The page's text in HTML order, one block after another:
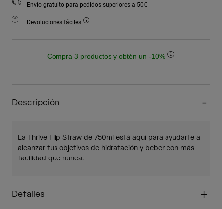
Envío gratuito para pedidos superiores a 50€
Devoluciones fáciles
Compra 3 productos y obtén un -10%
Descripción
La Thrive Flip Straw de 750ml está aquí para ayudarte a
alcanzar tus objetivos de hidratación y beber con más
facilidad que nunca.
Detalles